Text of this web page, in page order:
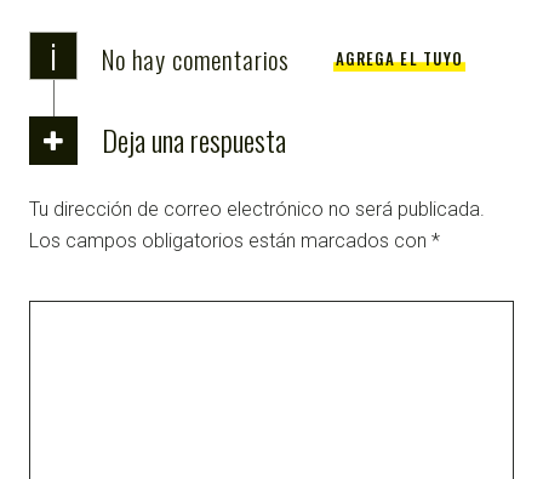
i No hay comentarios AGREGA EL TUYO
Deja una respuesta
Tu dirección de correo electrónico no será publicada.
Los campos obligatorios están marcados con *